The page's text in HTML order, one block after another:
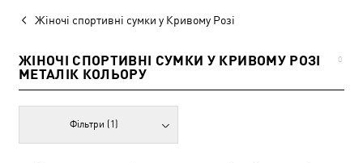
Жіночі спортивні сумки у Кривому Розі
ЖІНОЧІ СПОРТИВНІ СУМКИ У КРИВОМУ РОЗІ
МЕТАЛІК КОЛЬОРУ
0
Фільтри (1)